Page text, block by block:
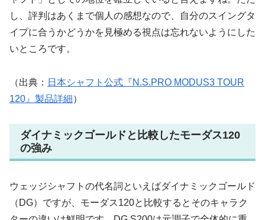
し、評判はあくまで個人の感想なので、自分のスイングタ
イプに合うかどうかを見極める視点は忘れないようにした
いところです。
（出典： 日本シャフト公式『N.S.PRO MODUS3 TOUR
120』製品詳細）
ダイナミックゴールドと比較したモーダス120
の強み
ウェッジシャフトの代名詞といえばダイナミックゴールド
（DG）ですが、モーダス120と比較するとそのキャラク